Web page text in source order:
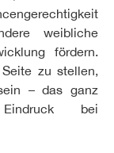
weibliche
fördern.
zu stellen,
– das ganz
bei